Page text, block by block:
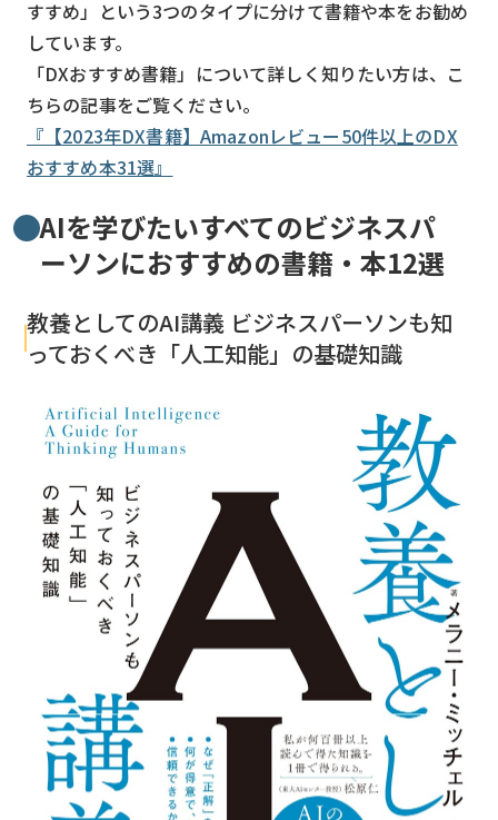
すすめ」という3つのタイプに分けて書籍や本をお勧め
しています。
「DXおすすめ書籍」について詳しく知りたい方は、こ
ちらの記事をご覧ください。
『【2023年DX書籍】Amazonレビュー50件以上のDX
おすすめ本31選』
AIを学びたいすべてのビジネスパ
ーソンにおすすめの書籍・本12選
教養としてのAI講義 ビジネスパーソンも知
っておくべき「人工知能」の基礎知識